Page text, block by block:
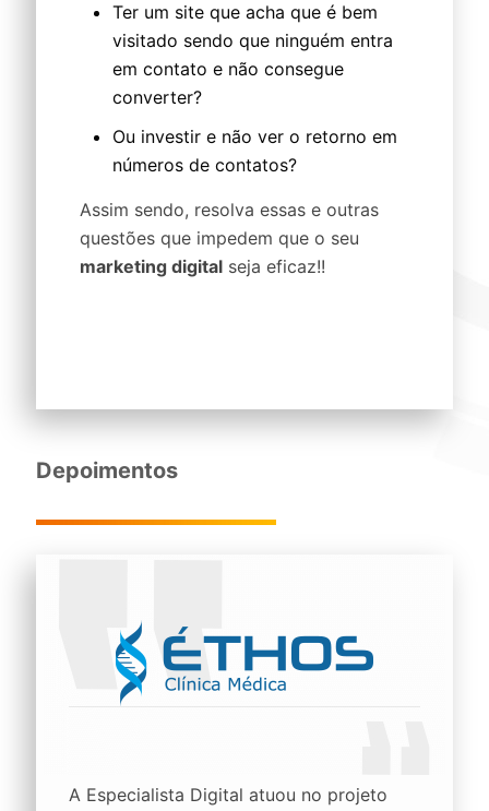
Ter um site que acha que é bem
visitado sendo que ninguém entra
em contato e não consegue
converter?
Ou investir e não ver o retorno em
números de contatos?
Assim sendo, resolva essas e outras
questões que impedem que o seu
marketing digital seja eficaz!!
Depoimentos
A Especialista Digital atuou no projeto